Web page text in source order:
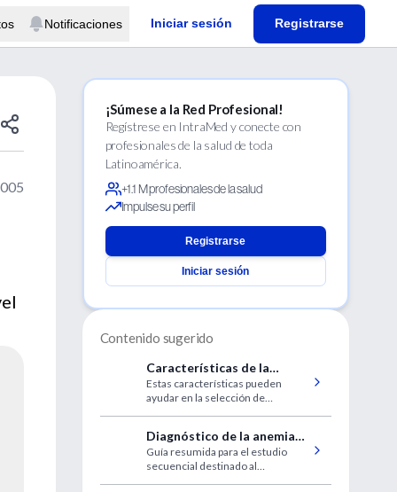
Notificaciones Iniciar sesión Registrarse
¡Súmese a la Red Profesional!
Regístrese en IntraMed y conecte con
profesionales de la salud de toda
Latinoamérica.
+1.1 M profesionales de la salud
Impulse su perfil
Registrarse
Iniciar sesión
Contenido sugerido
Características de la
inflamación de la vía aérea y
reversibilidad del
broncodilatador en EPOC
Estas características pueden
ayudar en la selección de
Diagnóstico de la anemia
en adultos
Guía resumida para el estudio
secuencial destinado al